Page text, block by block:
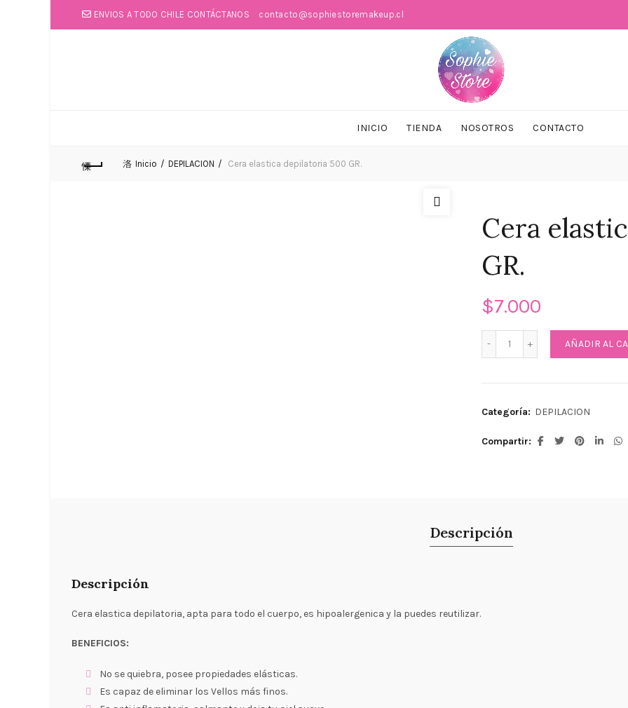
ENVIOS A TODO CHILE CONTÁCTANOS contacto@sophiestoremakeup.cl
INICIO TIENDA NOSOTROS CONTACTO
Inicio DEPILACION Cera elastica depilatoria 500 GR.
Cera
GR.
$7.000
Cera elastica depilatoria
AÑADIR AL
Categoría: DEPILACION
Compartir
Descripción
Descripción
Cera elastica depilatoria, apta para todo el cuerpo, es hipoalergenica y la puedes reutilizar.
BENEFICIOS:
No se quiebra, posee propiedades elásticas.
Es capaz de eliminar los Vellos más finos.